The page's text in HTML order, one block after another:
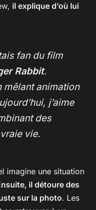
il explique d’où lui
fan du film
Rabbit.
mêlant animation
j’aime
des
vie.
imagine une situation
il détoure des
sur la photo. Les